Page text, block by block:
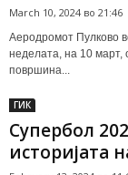
March 10, 2024 во 21:46
Аеродромот Пулково
неделата, на 10 март,
површина...
ГИК
Супербол
историјата